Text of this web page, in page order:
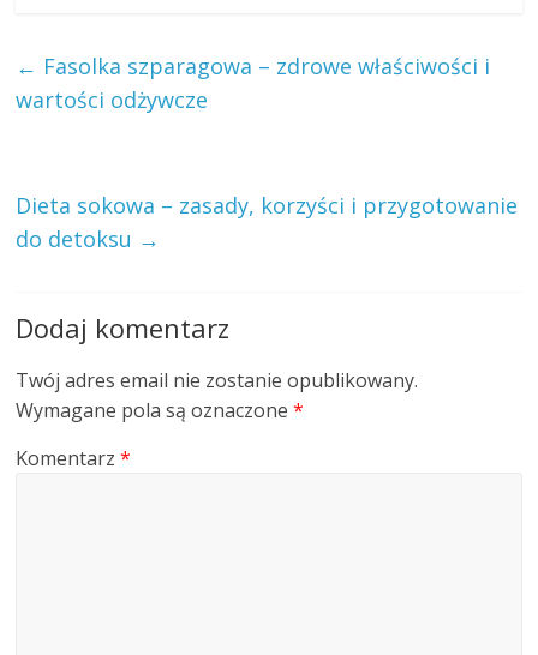
← Fasolka szparagowa – zdrowe właściwości i
wartości odżywcze
Dieta sokowa – zasady, korzyści i przygotowanie
do detoksu →
Dodaj komentarz
Twój adres email nie zostanie opublikowany.
Wymagane pola są oznaczone*
Komentarz*